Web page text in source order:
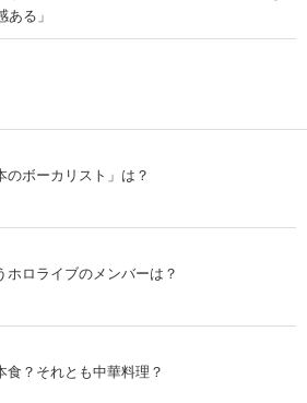
ある」
のボーカリスト」は？
ホロライブのメンバーは？
食？それとも中華料理？